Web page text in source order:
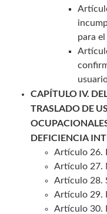
para
CAPÍTULO IV.
TRASLADO DE
DEFICIENCIA
Artículo 26.
Artículo 27.
Artículo 28.
Artículo 29.
Artículo 30.